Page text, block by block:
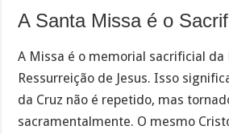
A Santa Missa é o
A Missa é o memorial sacrificial da
Ressurreição de Jesus. Isso
da Cruz não é repetido, mas
sacramentalmente. O mesmo